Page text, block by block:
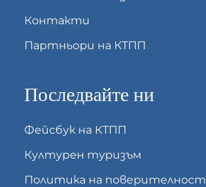
Контакти
Партньори на КТПП
Последвайте ни
Фейсбук на КТПП
Културен туризъм
Политика на поверителност